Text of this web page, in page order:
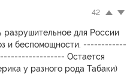
42
для России
и беспомощности. ------------
Остается
у разного рода Табаки)